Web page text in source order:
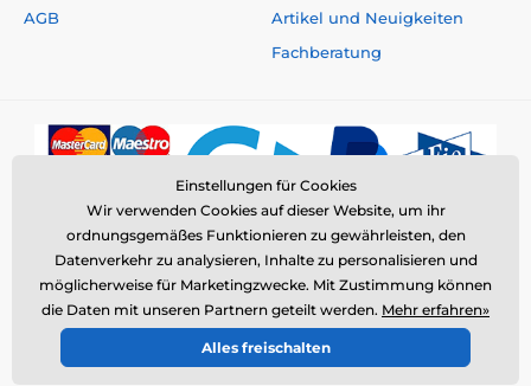
aktivieren Sie den GPS-Tracker auf der
Telefon verbunden sind.
Das Abonnement kann nur innerhalb der
gesetzlichen 14-Tage-Frist zurückgegeben werden
Danach ist es nicht möglich, das Abonnement beim
Anbieter zu kündigen
AGB
Artikel und Neuigkeiten
Fachberatung
© 2026 www.elektro-halsbander.ch ⦁ E-Shop erstellt von
SIMPLIA.cz
Einstellungen für Cookies
Wir verwenden Cookies auf dieser Website, um ihr
ordnungsgemäßes Funktionieren zu gewährleisten, den
Datenverkehr zu analysieren, Inhalte zu personalisieren und
möglicherweise für Marketingzwecke. Mit Zustimmung können
die Daten mit unseren Partnern geteilt werden. Mehr erfahren»
Alles freischalten